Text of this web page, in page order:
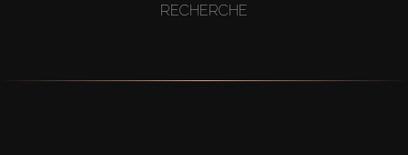
RECHERCHE